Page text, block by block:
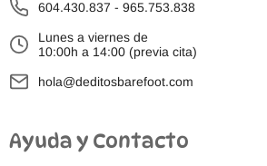
604.430.837 - 965.753.838
Lunes a viernes de
10:00h a 14:00 (previa cita)
hola@deditosbarefoot.com
Ayuda y Contacto